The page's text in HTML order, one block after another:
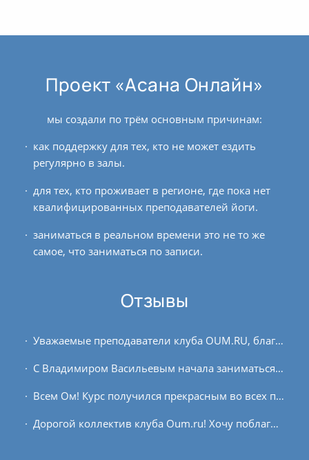
Проект «Асана Онлайн»
мы создали по трём основным причинам:
как поддержку для тех, кто не может ездить
регулярно в залы.
для тех, кто проживает в регионе, где пока нет
квалифицированных преподавателей йоги.
заниматься в реальном времени это не то же
самое, что заниматься по записи.
Отзывы
Уважаемые преподаватели клуба OUM.RU, благодарю всех вас за интересный, познавательный и действительно интенсивный онлайн-курс январь 2021. С клубом знакома с 2019 года....
С Владимиром Васильевым начала заниматься в рамках преподавательских курсов в вечернее время. Занимаюсь почти каждый день (и по записи тоже), так как виден результат, от грамотно...
Всем Ом! Курс получился прекрасным во всех планах, особенно по содержанию. Почерпнула много интересных техник и упражнений, благостное воздействие которых действительно ощущается....
Дорогой коллектив клуба Oum.ru! Хочу поблагодарить всех, кто проводил и проходил летний онлайн интенсив 2020. Этот год начался с необычных для нас изменений,...